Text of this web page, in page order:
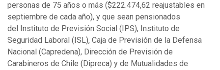
personas de 75 años o más ($222.474,62 reajustables en
septiembre de cada año), y que sean pensionados
del Instituto de Previsión Social (IPS), Instituto de
Seguridad Laboral (ISL), Caja de Previsión de la Defensa
Nacional (Capredena), Dirección de Previsión de
Carabineros de Chile (Dipreca) y de Mutualidades de